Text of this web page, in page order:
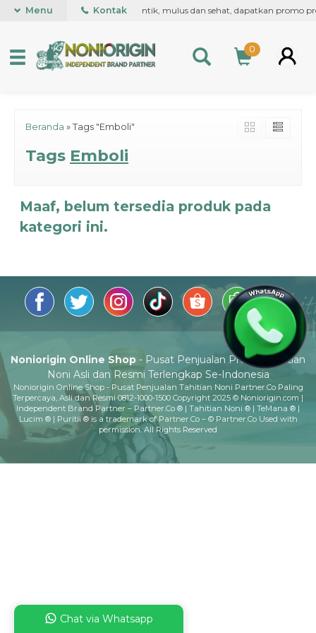
kesehatan kulit wajah anda, cantik, mulus dan sehat, dapatkan promo
Menu Kontak
0
Beranda » Tags "Emboli"
Tags Emboli
Maaf, belum tersedia produk pada
kategori ini.
Noniorigin Online Shop - Pusat Penjualan Produk Tahitian
Noni Asli dan Resmi Terlengkap Se-Indonesia
Noniorigin Online Shop - Pusat Penjualan Tahitian Noni Partner.Co Paling
Terpercaya, Asli dan Resmi 0812-1000-1500 Copyright 2025 © Noniorigin.com |
Independent Brand Partner – Partner.Co ® | Tahitian Noni ® | TeMana ® |
Lucim ® | Puritii ® is a trademark of Partner.Co – © Partner.Co Used with
permission. All Rights Reserved
Chat via Whatsapp